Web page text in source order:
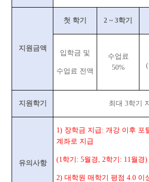
지원금액
첫 학기 2 ~ 3학기
입학금 및
수업료 전액
수업료
50%
(
지원학기 최대 3학기
유의사항
1) 장학금 지급: 개강 이후 포
계좌로 지급
(1학기 : 5월경 , 2학기 : 11월경)
2) 대학원 매학기 평점 4.0 이